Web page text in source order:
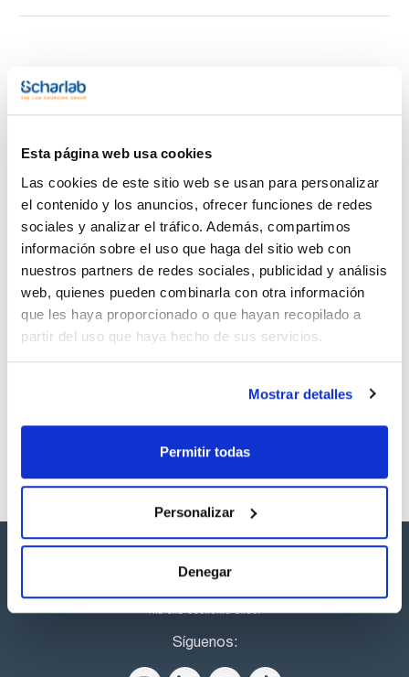
Esta página web usa cookies
Las cookies de este sitio web se usan para personalizar
el contenido y los anuncios, ofrecer funciones de redes
sociales y analizar el tráfico. Además, compartimos
información sobre el uso que haga del sitio web con
nuestros partners de redes sociales, publicidad y análisis
web, quienes pueden combinarla con otra información
que les haya proporcionado o que hayan recopilado a
partir del uso que haya hecho de sus servicios.
Mostrar detalles
Permitir todas
Personalizar
Denegar
Documentación técnica
TDS / Ficha técnica
Regístrate para
descargas
COA
Regístrate para
descargas
SDS/ Hoja de seguridad
Regístrate para
descargas
listos para una entrega inmediata.
Síguenos: